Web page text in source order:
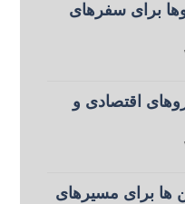
برای سفرهای
اقتصادی و
ها برای مسیرهای